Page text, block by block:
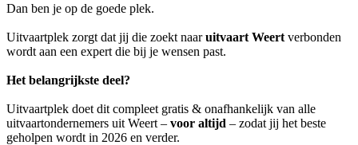
Dan ben je op de goede plek.
Uitvaartplek zorgt dat jij die zoekt naaruitvaart Weert verbonden
wordt aan een expert die bij je wensen past.
Het belangrijkste deel?
Uitvaartplek doet dit compleet gratis & onafhankelijk van alle
uitvaartondernemers uit Weert – voor altijd – zodat jij het beste
geholpen wordt in 2026 en verder.